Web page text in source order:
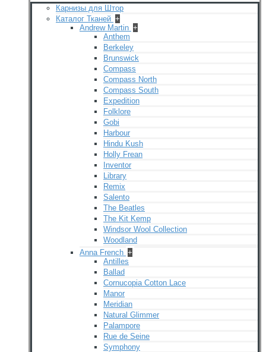
Карнизы для Штор
Каталог Тканей +
Andrew Martin +
Anthem
Berkeley
Brunswick
Compass
Compass North
Compass South
Expedition
Folklore
Gobi
Harbour
Hindu Kush
Holly Frean
Inventor
Library
Remix
Salento
The Beatles
The Kit Kemp
Windsor Wool Collection
Woodland
Anna French +
Antilles
Ballad
Cornucopia Cotton Lace
Manor
Meridian
Natural Glimmer
Palampore
Rue de Seine
Symphony